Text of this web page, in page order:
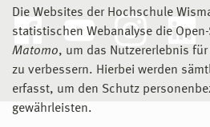
Die Websites der Hochschule
statistischen Webanalyse die
Matomo, um das Nutzererlebnis
zu verbessern. Hierbei werden
erfasst, um den Schutz
gewährleisten.